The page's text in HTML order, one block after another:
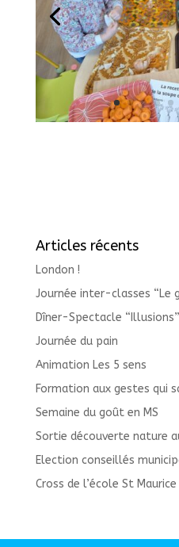
Articles récents
London !
Journée inter-classes “Le
Dîner-Spectacle “Illusions”
Journée du pain
Animation Les 5 sens
Formation aux gestes qui
Semaine du goût en MS
Sortie découverte nature
Election conseillés
Cross de l’école St Maurice